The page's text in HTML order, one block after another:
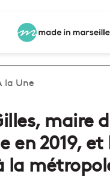
la Une
maire
en 2019,
la